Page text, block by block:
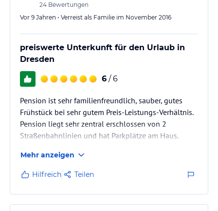
24 Bewertungen
Vor 9 Jahren • Verreist als Familie im November 2016
preiswerte Unterkunft für den Urlaub in
Dresden
6 / 6
Pension ist sehr familienfreundlich, sauber, gutes
Frühstück bei sehr gutem Preis-Leistungs-Verhältnis.
Pension liegt sehr zentral erschlossen von 2
Straßenbahnlinien und hat Parkplätze am Haus.
Mehr anzeigen
Hilfreich Teilen